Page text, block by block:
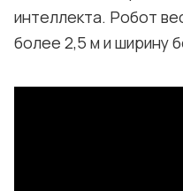
интеллекта. Робот
более 2,5 м и ширину